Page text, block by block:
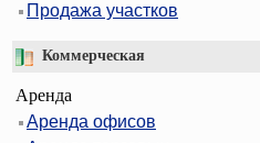
Продажа участков
Коммерческая
Аренда
Аренда офисов